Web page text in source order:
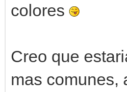
colores
Creo que
mas comunes,